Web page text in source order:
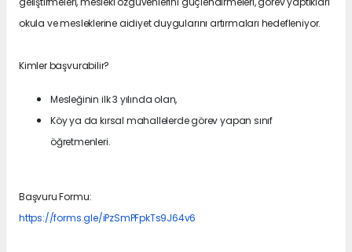
okula ve mesleklerine aidiyet duygularını artırmaları hedefleniyor.
Kimler başvurabilir?
Mesleğinin ilk 3 yılında olan,
Köy ya da kırsal mahallelerde görev yapan sınıf
öğretmenleri.
Başvuru Formu:
https://forms.gle/iPzSmPFpkTs9J64v6